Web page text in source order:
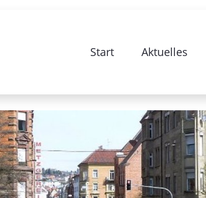
Start Aktuelles